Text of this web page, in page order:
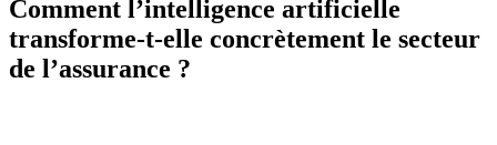
Comment l’intelligence artificielle
transforme-t-elle concrètement le secteur
de l’assurance ?